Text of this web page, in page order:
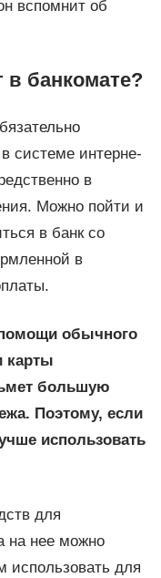
вспомнит об
в банкомате?
системе интерне-
в
Можно пойти и
в банк со
в
обычного
карты
большую
Поэтому, если
использовать
для
на нее можно
использовать для